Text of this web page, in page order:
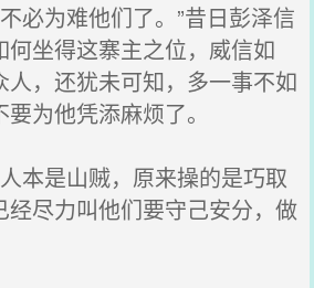
必为难他们了。”昔日彭泽信
何坐得这寨主之位，威信如
人，还犹未可知，多一事不如
为他凭添麻烦了。
本是山贼，原来操的是巧取
经尽力叫他们要守己安分，做